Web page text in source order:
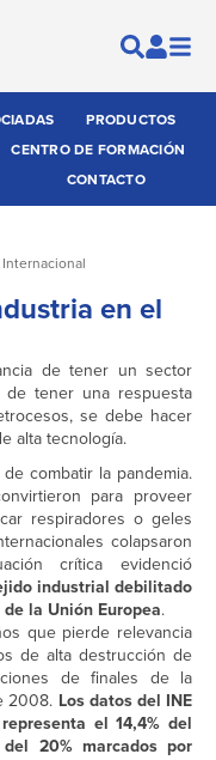
PRODUCTOS
CENTRO DE FORMACIÓN
CONTACTO
Internacional
en el
de tener un sector
tener una respuesta
se debe hacer
alta tecnología.
combatir la pandemia.
para proveer
respiradores o geles
colapsaron
crítica evidenció
industrial debilitado
la Unión Europea.
que pierde relevancia
de alta destrucción de
de finales de la
2008. Los datos del INE
el 14,4% del
20% marcados por